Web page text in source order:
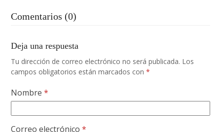
Comentarios (0)
Deja una respuesta
Tu dirección de correo electrónico no será publicada. Los
campos obligatorios están marcados con*
Nombre*
Correo electrónico*